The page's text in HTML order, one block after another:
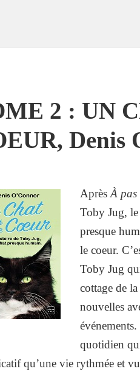
2 : UN
Denis
AprèsÀ pas
Toby Jug,
presque
le coeur.
Toby Jug
cottage de
nouvelles
quotidien
qu’une vie rythmée et